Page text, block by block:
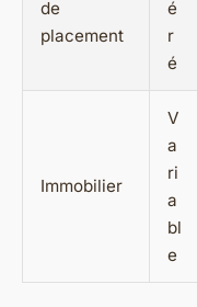
de
placement
é
r
é
Immobilier
V
a
ri
a
bl
e